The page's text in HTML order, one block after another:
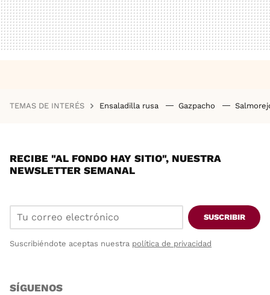
TEMAS DE INTERÉS Ensaladilla rusa Gazpacho
RECIBE "AL FONDO HAY SITIO", NUESTRA
NEWSLETTER SEMANAL
SUSCRIBIR
Suscribiéndote aceptas nuestra política de privacidad
SÍGUENOS